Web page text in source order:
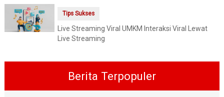
Tips Sukses
Live Streaming Viral UMKM Interaksi Viral Lewat
Live Streaming
Berita Terpopuler